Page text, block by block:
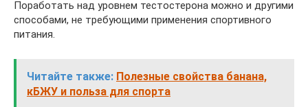
Поработать над уровнем тестостерона можно и другими
способами, не требующими применения спортивного
питания.
Читайте также: Полезные свойства банана,
кБЖУ и польза для спорта